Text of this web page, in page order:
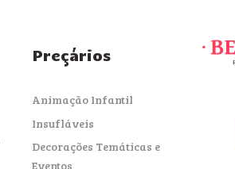
Preçários
Animação Infantil
Insufláveis
Decorações Temáticas e
Eventos